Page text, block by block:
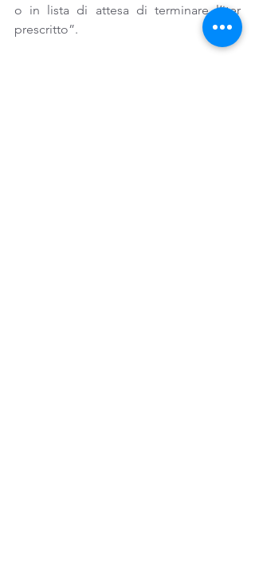
o in lista di attesa di terminare l’iter
prescritto”.